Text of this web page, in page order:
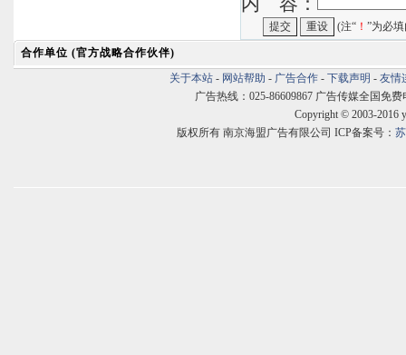
(注“ ！ ”为必
合作单位 (官方战略合作伙伴)
关于本站 - 网站帮助 - 广告合作 - 下载声明 - 友情
广告热线：025-86609867 广告传媒全国免费
Copyright © 2003-2016
版权所有 南京海盟广告有限公司 ICP备案号：